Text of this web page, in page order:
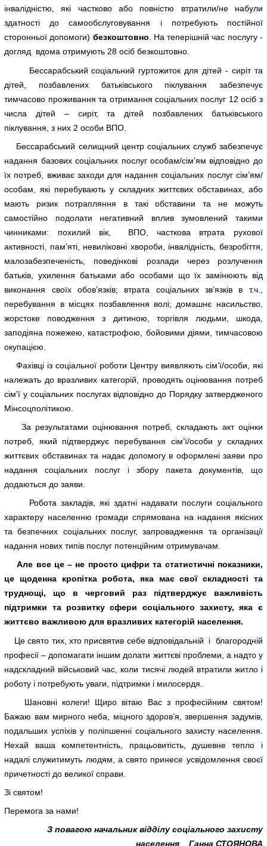
інвалідністю, які частково або повністю втратили/не набули
здатності до самообслуговування і потребують постійної
сторонньої допомоги) безкоштовно. На теперішній час послугу -
догляд вдома отримують 28 осіб безкоштовно.
Бессарабський соціальний гуртожиток для дітей - сиріт та
дітей, позбавлених батьківського піклування забезпечує
тимчасово проживання та отримання соціальних послуг 12 осіб з
числа дітей – сиріт, та дітей позбавлених батьківського
піклування, з них 2 особи ВПО.
Бессарабський селищний центр соціальних служб забезпечує
надання базових соціальних послуг особам/сім’ям відповідно до
їх потреб, вживає заходи для надання соціальних послуг сім’ям/
особам, які перебувають у складних життєвих обставинах, або
мають ризик потрапляння в такі обставини та не можуть
самостійно подолати негативний вплив зумовлений такими
чинниками: похилий вік, ВПО, часткова втрата рухової
активності, пам’яті, невиліковні хвороби, інвалідність, безробіття,
малозабезпеченість, поведінкові розлади через розлучення
батьків, ухилення батьками або особами що їх замінюють від
виконання своїх обов’язків; втрата соціальних зв’язків в т.ч.,
перебування в місцях позбавлення волі; домашнє насильство,
жорстоке поводження з дитиною, торгівля людьми, шкода,
заподіяна пожежею, катастрофою, бойовими діями, тимчасовою
окупацією.
Фахівці із соціальної роботи Центру виявляють сім’ї/особи, які
належать до вразливих категорій, проводять оцінювання потреб
сім’ї у соціальних послугах відповідно до Порядку затвердженого
Мінсоцполітикою.
За результатами оцінювання потреб, складають акт оцінки
потреб, який підтверджує перебування сім’ї/особи у складних
життєвих обставинах та надає допомогу в оформлені заяви про
надання соціальних послуг і збору пакета документів, що
додаються до заяви.
Робота закладів, які здатні надавати послуги соціального
характеру населенню громади спрямована на надання якісних
та безпечних соціальних послуг, запровадження та організації
надання нових типів послуг потенційним отримувачам.
Але все це – не просто цифри та статистичні показники,
це щоденна кропітка робота, яка має свої складності та
труднощі, що в черговий раз підтверджує важливість
підтримки та розвитку сфери соціального захисту, яка є
життєво важливою для вразливих категорій населення.
Це свято тих, хто присвятив себе відповідальній і благородній
професії – допомагати іншим долати життєві проблеми, а надто у
надскладний військовий час, коли тисячі людей втратили житло і
роботу і потребують уваги, підтримки і милосердя.
Шановні колеги! Щиро вітаю Вас з професійним святом!
Бажаю вам мирного неба, міцного здоров’я, звершення задумів,
подальших успіхів у поліпшенні соціального захисту населення.
Нехай ваша компетентність, працьовитість, душевне тепло і
надалі служитимуть людям, а свято принесе усвідомлення своєї
причетності до великої справи.
Зі святом!
Перемога за нами!
З повагою начальник відділу соціального захисту
населення Ганна СТОЯНОВА